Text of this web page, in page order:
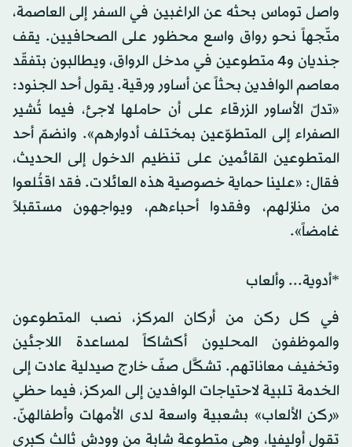
واصل توماس بحثه عن الراغبين في السفر إلى العاصمة،
متّجهاً نحو رواق واسع محظور على الصحافيين. يقف
جنديان و4 متطوعين في مدخل الرواق، ويطالبون بتفقّد
معاصم الوافدين بحثاً عن أساور ورقية. يقول أحد الجنود:
«تدلّ الأساور الزرقاء على أن حاملها لاجئ، فيما تُشير
الصفراء إلى المتطوّعين بمختلف أدوارهم». وانضمّ أحد
المتطوعين القائمين على تنظيم الدخول إلى الحديث،
فقال: «علينا حماية خصوصية هذه العائلات. فقد اقتُلعوا
من منازلهم، وفقدوا أحباءهم، ويواجهون مستقبلاً
غامضاً».
*أدوية... وألعاب
في كل ركن من أركان المركز، نصب المتطوعون
والموظفون المحليون أكشاكاً لمساعدة اللاجئين
وتخفيف معاناتهم. تشكَّل صفّ خارج صيدلية عادت إلى
الخدمة تلبية لاحتياجات الوافدين إلى المركز، فيما حظي
«ركن الألعاب» بشعبية واسعة لدى الأمهات وأطفالهنّ.
تقول أوليفيا، وهي متطوعة شابة من وودش ثالث كبرى